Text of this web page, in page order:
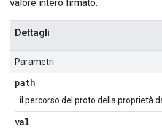
valore intero firmato.
Dettagli
Parametri
path
il percorso del proto della proprietà
val